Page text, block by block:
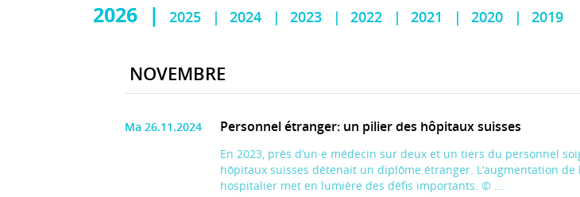
2026 2025 2024 2023 2022 2021 2020 2019
NOVEMBRE
Ma 26.11.2024 Personnel étranger: un pilier des hôpitaux suisses
En 2023, près d’un·e médecin sur deux et un tiers du personnel
hôpitaux suisses détenait un diplôme étranger. L’augmentation de
hospitalier met en lumière des défis importants. © ...